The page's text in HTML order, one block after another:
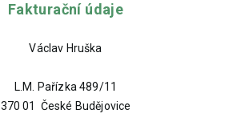
Fakturační údaje
Václav Hruška
L.M. Pařízka 489/11
370 01 České Budějovice